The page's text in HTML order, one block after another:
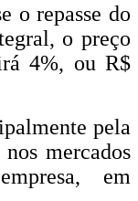
o repasse do
o preço
4%, ou R$
pela
mercados
em